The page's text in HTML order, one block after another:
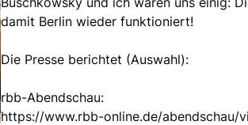
damit Berlin wieder funktioniert!
Die Presse berichtet (Auswahl):
rbb-Abendschau:
https://www.rbb-online.de/abendschau/